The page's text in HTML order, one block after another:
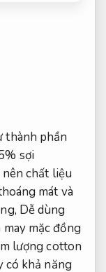
thành phần
sợi
chất liệu
mát và
Dễ dùng
mặc đồng
lượng cotton
có khả năng